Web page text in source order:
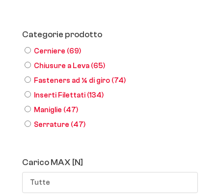
Categorie prodotto
Cerniere (69)
Chiusure a Leva (65)
Fasteners ad ¼ di giro (74)
Inserti Filettati (134)
Maniglie (47)
Serrature (47)
Carico MAX [N]
Tutte